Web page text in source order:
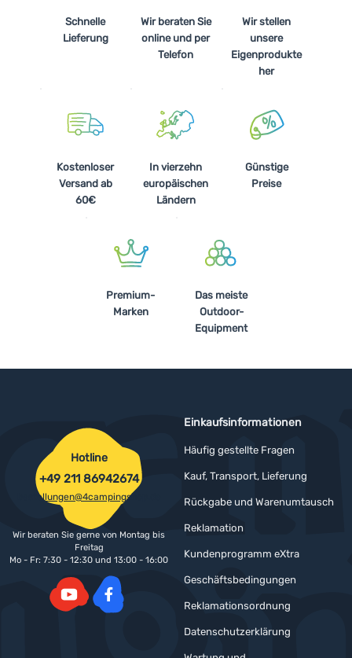
Schnelle
Lieferung
Wir beraten Sie
online und per
Telefon
Wir stellen
unsere
Eigenprodukte
her
Kostenloser
Versand ab
60€
In vierzehn
europäischen
Ländern
Günstige
Preise
Premium-
Marken
Das meiste
Outdoor-
Equipment
Einkaufsinformationen
Häufig gestellte Fragen
Kauf, Transport, Lieferung
Rückgabe und Warenumtausch
Reklamation
Kundenprogramm eXtra
Geschäftsbedingungen
Reklamationsordnung
Datenschutzerklärung
Hotline
+49 211 86942674
bestellungen@4campingshop.de
Wir beraten Sie gerne von Montag bis
Freitag
Mo - Fr: 7:30 - 12:30 und 13:00 - 16:00